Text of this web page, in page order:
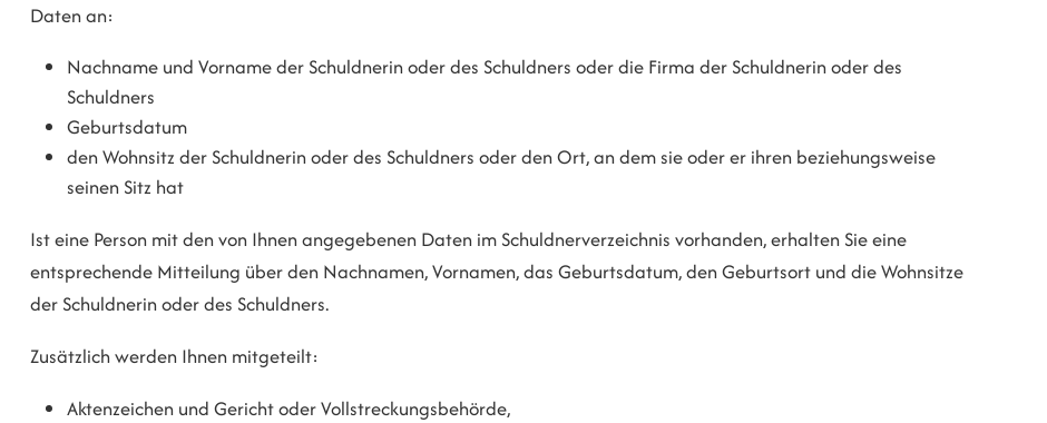
Daten an:
Nachname undVorname der Schuldnerin oder des Schuldners oder die Firma der Schuldnerin oder des
Schuldners
Geburtsdatum
den Wohnsitz der Schuldnerin oder des Schuldners oder den Ort, an dem sie oder er ihren beziehungsweise
seinen Sitz hat
Ist eine Person mit den von Ihnen angegebenen Daten im Schuldnerverzeichnis vorhanden, erhalten Sie eine
entsprechende Mitteilung über den Nachnamen, Vornamen, das Geburtsdatum, den Geburtsort und die Wohnsitze
der Schuldnerin oder des Schuldners.
Zusätzlich werden Ihnen mitgeteilt:
Aktenzeichen und Gericht oder Vollstreckungsbehörde,